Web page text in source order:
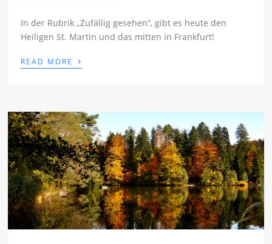
In der Rubrik „Zufällig gesehen“, gibt es heute den
Heiligen St. Martin und das mitten in Frankfurt!
READ MORE ›